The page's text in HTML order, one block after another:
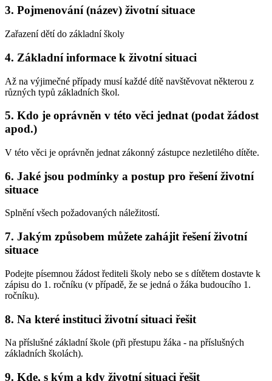
3. Pojmenování (název) životní situace
Zařazení dětí do základní školy
4. Základní informace k životní situaci
Až na výjimečné případy musí každé dítě navštěvovat některou z
různých typů základních škol.
5. Kdo je oprávněn v této věci jednat (podat žádost
apod.)
V této věci je oprávněn jednat zákonný zástupce nezletilého dítěte.
6. Jaké jsou podmínky a postup pro řešení životní
situace
Splnění všech požadovaných náležitostí.
7. Jakým způsobem můžete zahájit řešení životní
situace
Podejte písemnou žádost řediteli školy nebo se s dítětem dostavte k
zápisu do 1. ročníku (v případě, že se jedná o žáka budoucího 1.
ročníku).
8. Na které instituci životní situaci řešit
Na příslušné základní škole (při přestupu žáka - na příslušných
základních školách).
9. Kde, s kým a kdy životní situaci řešit